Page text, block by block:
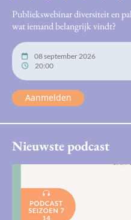
Publiekswebinar diversiteit en
wat iemand belangrijk vindt?
08 september 2026
20:00
Aanmelden
Nieuwste podcast